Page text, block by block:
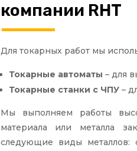
компании RHT
Для токарных работ мы
Токарные автоматы – для
Токарные станки с ЧПУ–
Мы выполняем работы
материала или металла
следующие виды металлов: